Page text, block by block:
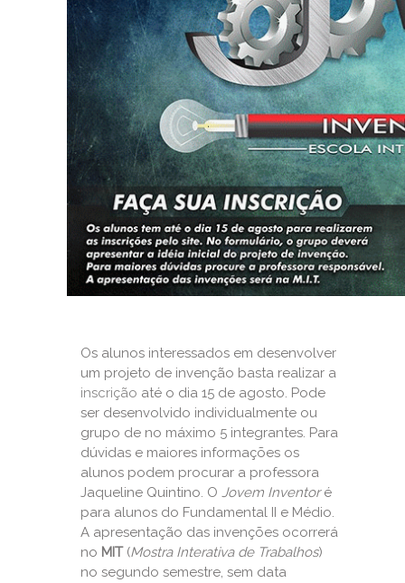
Os alunos interessados em desenvolver
um projeto de invenção basta realizar a
inscrição até o dia 15 de agosto. Pode
ser desenvolvido individualmente ou
grupo de no máximo 5 integrantes. Para
dúvidas e maiores informações os
alunos podem procurar a professora
Jaqueline Quintino. O Jovem Inventoré
para alunos do Fundamental II e Médio.
A apresentação das invenções ocorrerá
no MIT(Mostra Interativa de Trabalhos)
no segundo semestre, sem data